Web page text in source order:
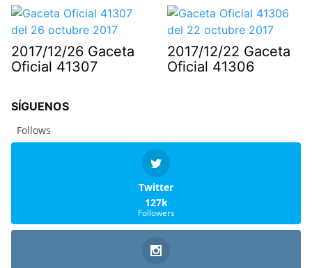
2017/12/26 Gaceta
Oficial 41307
2017/12/22 Gaceta
Oficial 41306
SÍGUENOS
Follows
Twitter
127k
Followers